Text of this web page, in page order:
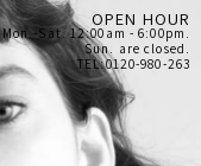
OPEN HOUR
Mon.-Sat. 12:00am - 6:00pm.
Sun. are closed.
TEL:0120-980-263